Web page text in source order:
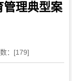
管理典型案
：[179]